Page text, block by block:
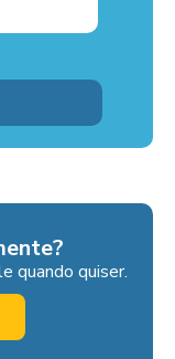
quando quiser.